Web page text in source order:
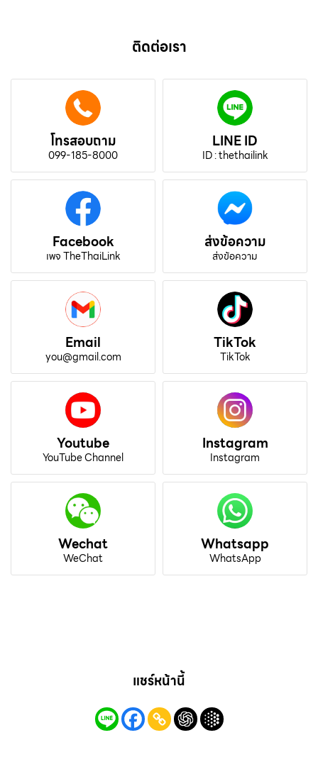
ติดต่อเรา
โทรสอบถาม
099-185-8000
LINE ID
ID : thethailink
Facebook
เพจ TheThaiLink
ส่งข้อความ
ส่งข้อความ
Email
you@gmail.com
TikTok
TikTok
Youtube
YouTube Channel
Instagram
Instagram
Wechat
WeChat
Whatsapp
WhatsApp
แชร์หน้านี้